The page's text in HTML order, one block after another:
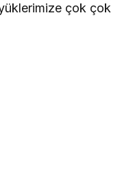
çok çok